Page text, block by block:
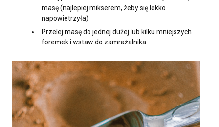
masę (najlepiej mikserem, żeby się lekko
napowietrzyła)
Przelej masę do jednej dużej lub kilku mniejszych
foremek i wstaw do zamrażalnika